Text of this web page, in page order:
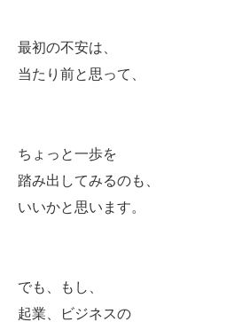
最初の不安は、
当たり前と思って、
ちょっと一歩を
踏み出してみるのも、
いいかと思います。
でも、もし、
起業、ビジネスの